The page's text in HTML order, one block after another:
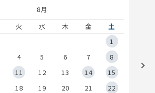
8月
火 水 木 金
土
1
4 5 6 7
8
11 12 13 14
15
18 19 20 21
22